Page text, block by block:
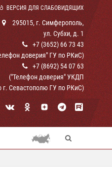
ВЕРСИЯ ДЛЯ СЛАБОВИДЯЩИХ
295015, г. Симферополь,
ул. Субхи, д. 1
+7 (3652) 66 73 43
доверия" ГУ по РКиС)
+7 (8692) 54 07 63
("Телефон доверия" УКДП
г. Севастополю ГУ по РКиС)